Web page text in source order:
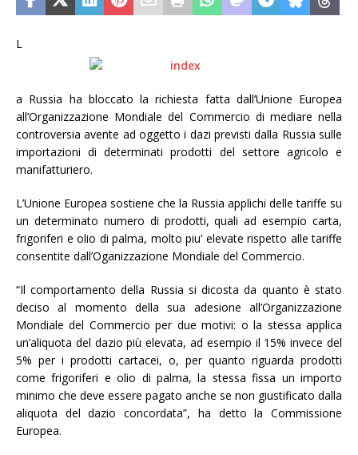
L
a Russia ha bloccato la richiesta fatta dall’Unione Europea
all’Organizzazione Mondiale del Commercio di mediare nella
controversia avente ad oggetto i dazi previsti dalla Russia sulle
importazioni di determinati prodotti del settore agricolo e
manifatturiero.
L’Unione Europea sostiene che la Russia applichi delle tariffe su
un determinato numero di prodotti, quali ad esempio carta,
frigoriferi e olio di palma, molto piu’ elevate rispetto alle tariffe
consentite dall’Oganizzazione Mondiale del Commercio.
“Il comportamento della Russia si dicosta da quanto è stato
deciso al momento della sua adesione all’Organizzazione
Mondiale del Commercio per due motivi: o la stessa applica
un’aliquota del dazio più elevata, ad esempio il 15% invece del
5% per i prodotti cartacei, o, per quanto riguarda prodotti
come frigoriferi e olio di palma, la stessa fissa un importo
minimo che deve essere pagato anche se non giustificato dalla
aliquota del dazio concordata”, ha detto la Commissione
Europea.